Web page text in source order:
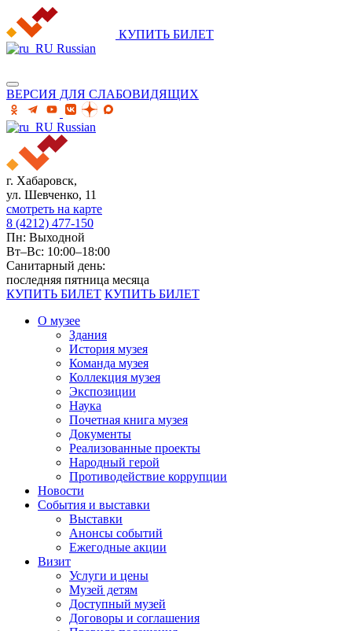
КУПИТЬ БИЛЕТ
Russian
ВЕРСИЯ ДЛЯ СЛАБОВИДЯЩИХ
Russian
г. Хабаровск,
ул. Шевченко, 11
смотреть на карте
8 (4212) 477-150
Пн: Выходной
Вт–Вс: 10:00–18:00
Санитарный день:
последняя пятница месяца
КУПИТЬ БИЛЕТ КУПИТЬ БИЛЕТ
О музее
Здания
История музея
Команда музея
Коллекция музея
Экспозиции
Наука
Почетная книга музея
Документы
Реализованные проекты
Народный герой
Противодействие коррупции
Новости
События и выставки
Выставки
Анонсы событий
Ежегодные акции
Визит
Услуги и цены
Музей детям
Доступный музей
Договоры и соглашения